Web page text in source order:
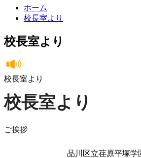
ホーム
校長室より
校長室より
校長室より
校長室より
ご挨拶
品川区立荏原平